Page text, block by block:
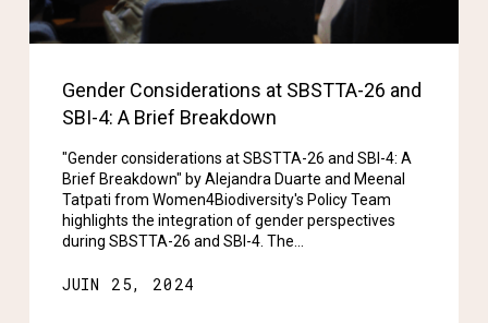
Gender Considerations at SBSTTA-26 and
SBI-4: A Brief Breakdown
"Gender considerations at SBSTTA-26 and SBI-4: A
Brief Breakdown" by Alejandra Duarte and Meenal
Tatpati from Women4Biodiversity's Policy Team
highlights the integration of gender perspectives
during SBSTTA-26 and SBI-4. The…
JUIN 25, 2024